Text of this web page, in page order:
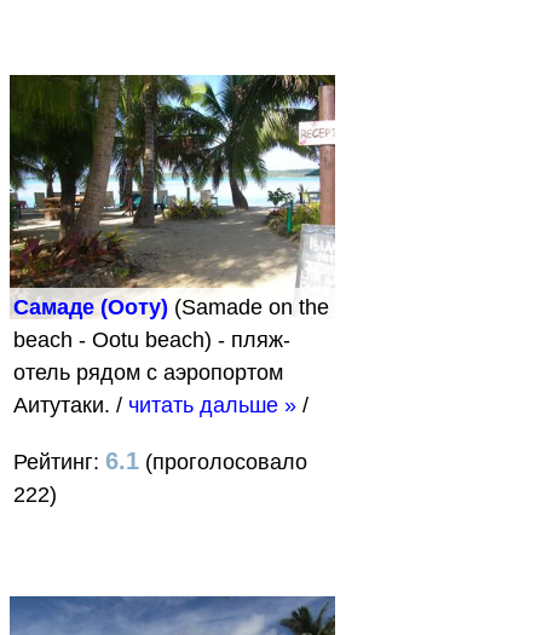
Самаде (Ооту) (Samade on the
beach - Ootu beach) - пляж-
отель рядом с аэропортом
Аитутаки. / читать дальше » /
Рейтинг: 6.1 (проголосовало
222)